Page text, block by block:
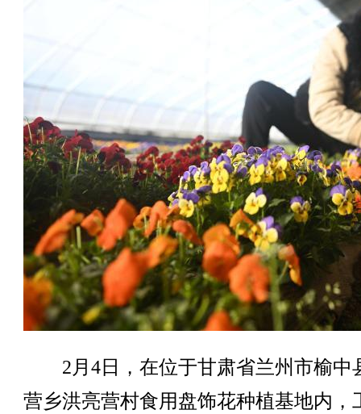
2月4日，在位于甘肃省兰州市榆中
营乡洪亮营村食用盘饰花种植基地内，